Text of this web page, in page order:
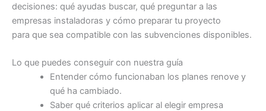
decisiones: qué ayudas buscar, qué preguntar a las
empresas instaladoras y cómo preparar tu proyecto
para que sea compatible con las subvenciones disponibles.
Lo que puedes conseguir con nuestra guía
Entender cómo funcionaban los planes renove y
qué ha cambiado.
Saber qué criterios aplicar al elegir empresa